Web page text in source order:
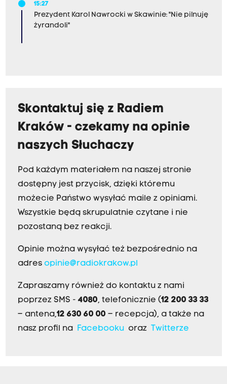
15:27
Prezydent Karol Nawrocki w Skawinie: "Nie pilnuję
żyrandoli"
Skontaktuj się z Radiem
Kraków - czekamy na opinie
naszych Słuchaczy
Pod każdym materiałem na naszej stronie
dostępny jest przycisk, dzięki któremu
możecie Państwo wysyłać maile z opiniami.
Wszystkie będą skrupulatnie czytane i nie
pozostaną bez reakcji.
Opinie można wysyłać też bezpośrednio na
adres opinie@radiokrakow.pl
Zapraszamy również do kontaktu z nami
poprzez SMS - 4080, telefonicznie (12 200 33 33
– antena,12 630 60 00 – recepcja), a także na
nasz profil na Facebookuoraz Twitterze